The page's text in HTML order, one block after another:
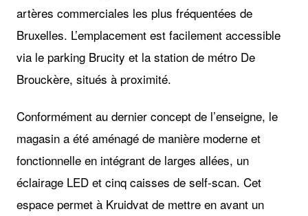
artères commerciales les plus fréquentées de
Bruxelles. L’emplacement est facilement accessible
via le parking Brucity et la station de métro De
Brouckère, situés à proximité.
Conformément au dernier concept de l’enseigne, le
magasin a été aménagé de manière moderne et
fonctionnelle en intégrant de larges allées, un
éclairage LED et cinq caisses de self-scan. Cet
espace permet à Kruidvat de mettre en avant un